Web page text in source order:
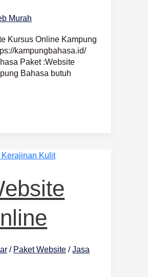
Murah
Kursus Online Kampung
kampungbahasa.id/
Paket :Website
Bahasa butuh
/ Paket Website /Jasa